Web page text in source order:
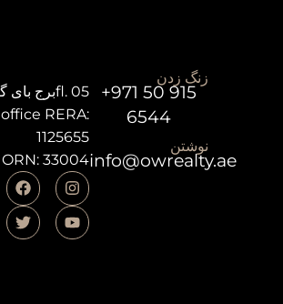
office RERA:
1125655
ORN: 33004
زنگ زدن
+971 50 915
6544
نوشتن
info@owrealty.ae